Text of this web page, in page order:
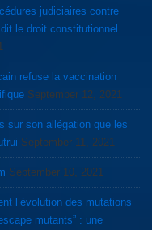
judiciaires contre
le droit constitutionnel
refuse la vaccination
September 12, 2021
sur son allégation que les
September 11, 2021
September 10, 2021
mutants” : une